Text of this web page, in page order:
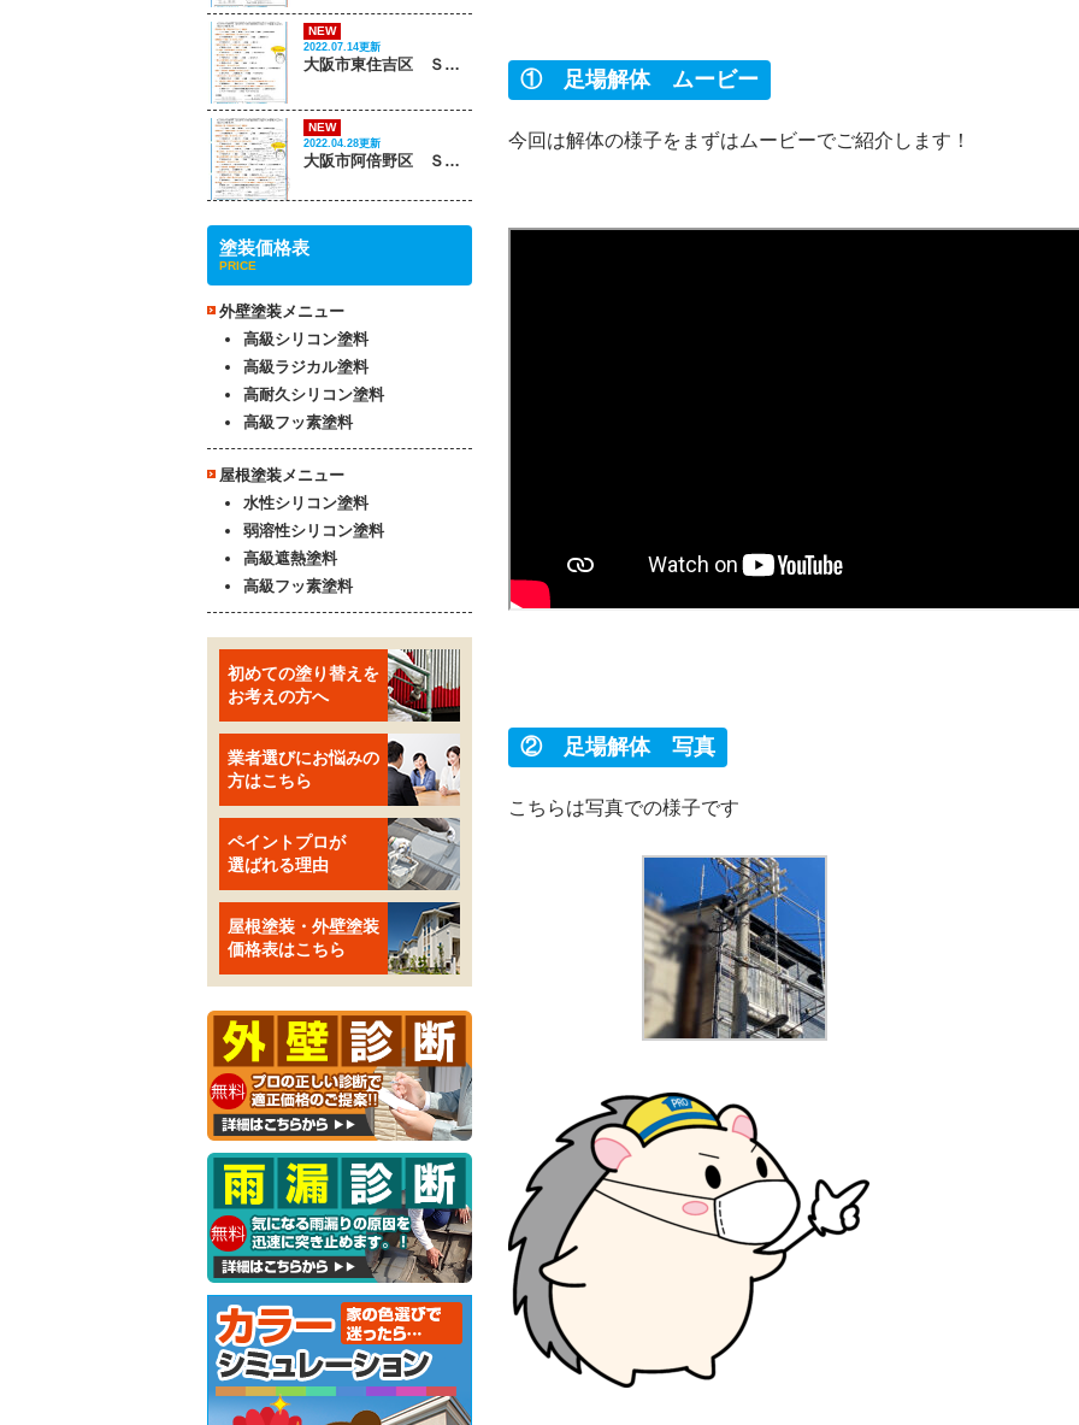
① 足場解体 ムービー
今回は解体の様子をまずはムービーでご紹介します！
② 足場解体 写真
こちらは写真での様子です
NEW
2022.07.14更新
大阪市東住吉区 Ｓ様邸
NEW
2022.04.28更新
大阪市阿倍野区 Ｓ様邸
塗装価格表
PRICE
外壁塗装メニュー
高級シリコン塗料
高級ラジカル塗料
高耐久シリコン塗料
高級フッ素塗料
屋根塗装メニュー
水性シリコン塗料
弱溶性シリコン塗料
高級遮熱塗料
高級フッ素塗料
初めての塗り替えを
お考えの方へ
業者選びにお悩みの
方はこちら
ペイントプロが
選ばれる理由
屋根塗装・外壁塗装
価格表はこちら